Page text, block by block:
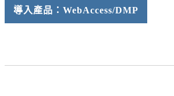
導入產品：WebAccess/DMP